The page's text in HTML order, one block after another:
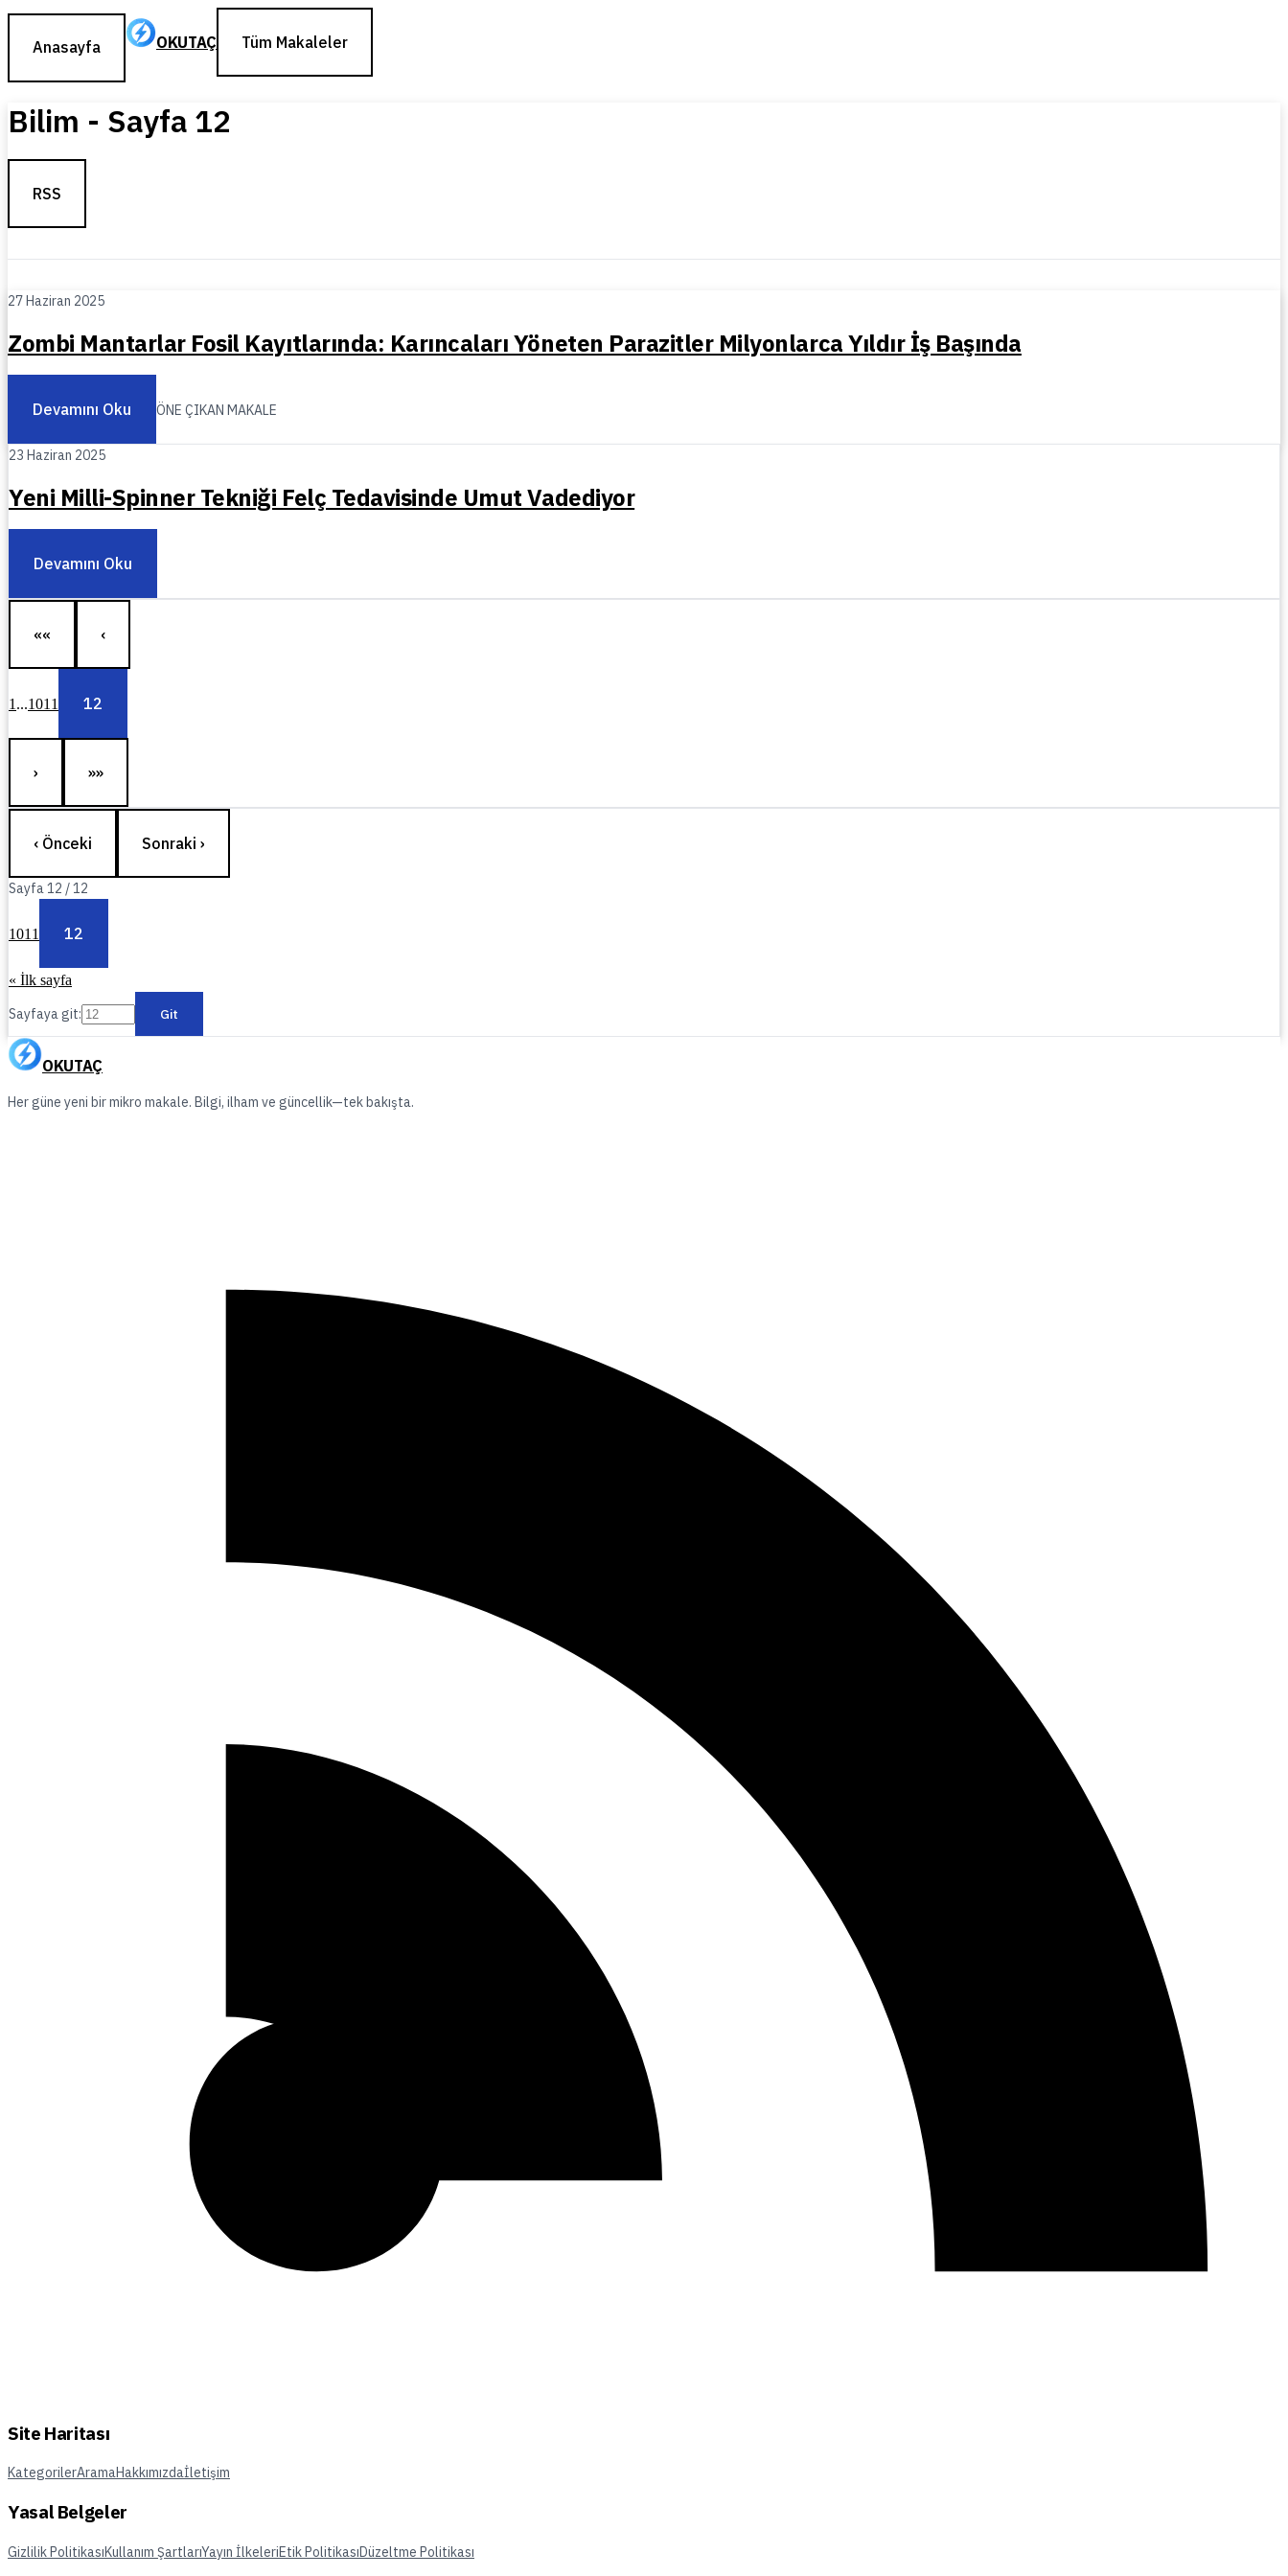
Anasayfa OKUTAÇ Tüm Makaleler
Bilim - Sayfa 12
RSS
27 Haziran 2025
Zombi Mantarlar Fosil Kayıtlarında: Karıncaları Yöneten Parazitler Milyonlarca Yıldır İş Başında
Devamını Oku ÖNE ÇIKAN MAKALE
23 Haziran 2025
Yeni Milli-Spinner Tekniği Felç Tedavisinde Umut Vadediyor
Devamını Oku
«« ‹
1 ...1011 12
› »»
‹ Önceki Sonraki ›
Sayfa12 /12
1011 12
« İlk sayfa
Sayfaya git: Git
OKUTAÇ
Her güne yeni bir mikro makale. Bilgi, ilham ve güncellik—tek bakışta.
Site Haritası
KategorilerAramaHakkımızdaİletişim
Yasal Belgeler
Gizlilik PolitikasıKullanım ŞartlarıYayın İlkeleriEtik PolitikasıDüzeltme Politikası